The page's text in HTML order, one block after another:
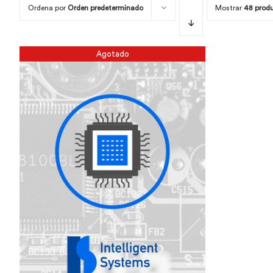
Ordena por Orden predeterminado Mostrar 48
Agotado